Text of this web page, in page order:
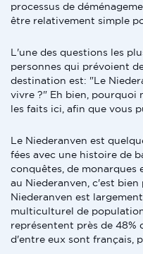
processus de
être relativement simple
L'une des questions les
personnes qui prévoient
destination est: "Le
vivre ?" Eh bien, pourquoi
les faits ici, afin que vous
Le Niederanven est
fées avec une histoire de
conquêtes, de monarques
au Niederanven, c'est bien
Niederanven est
multiculturel de
représentent près de 48%
d'entre eux sont français,